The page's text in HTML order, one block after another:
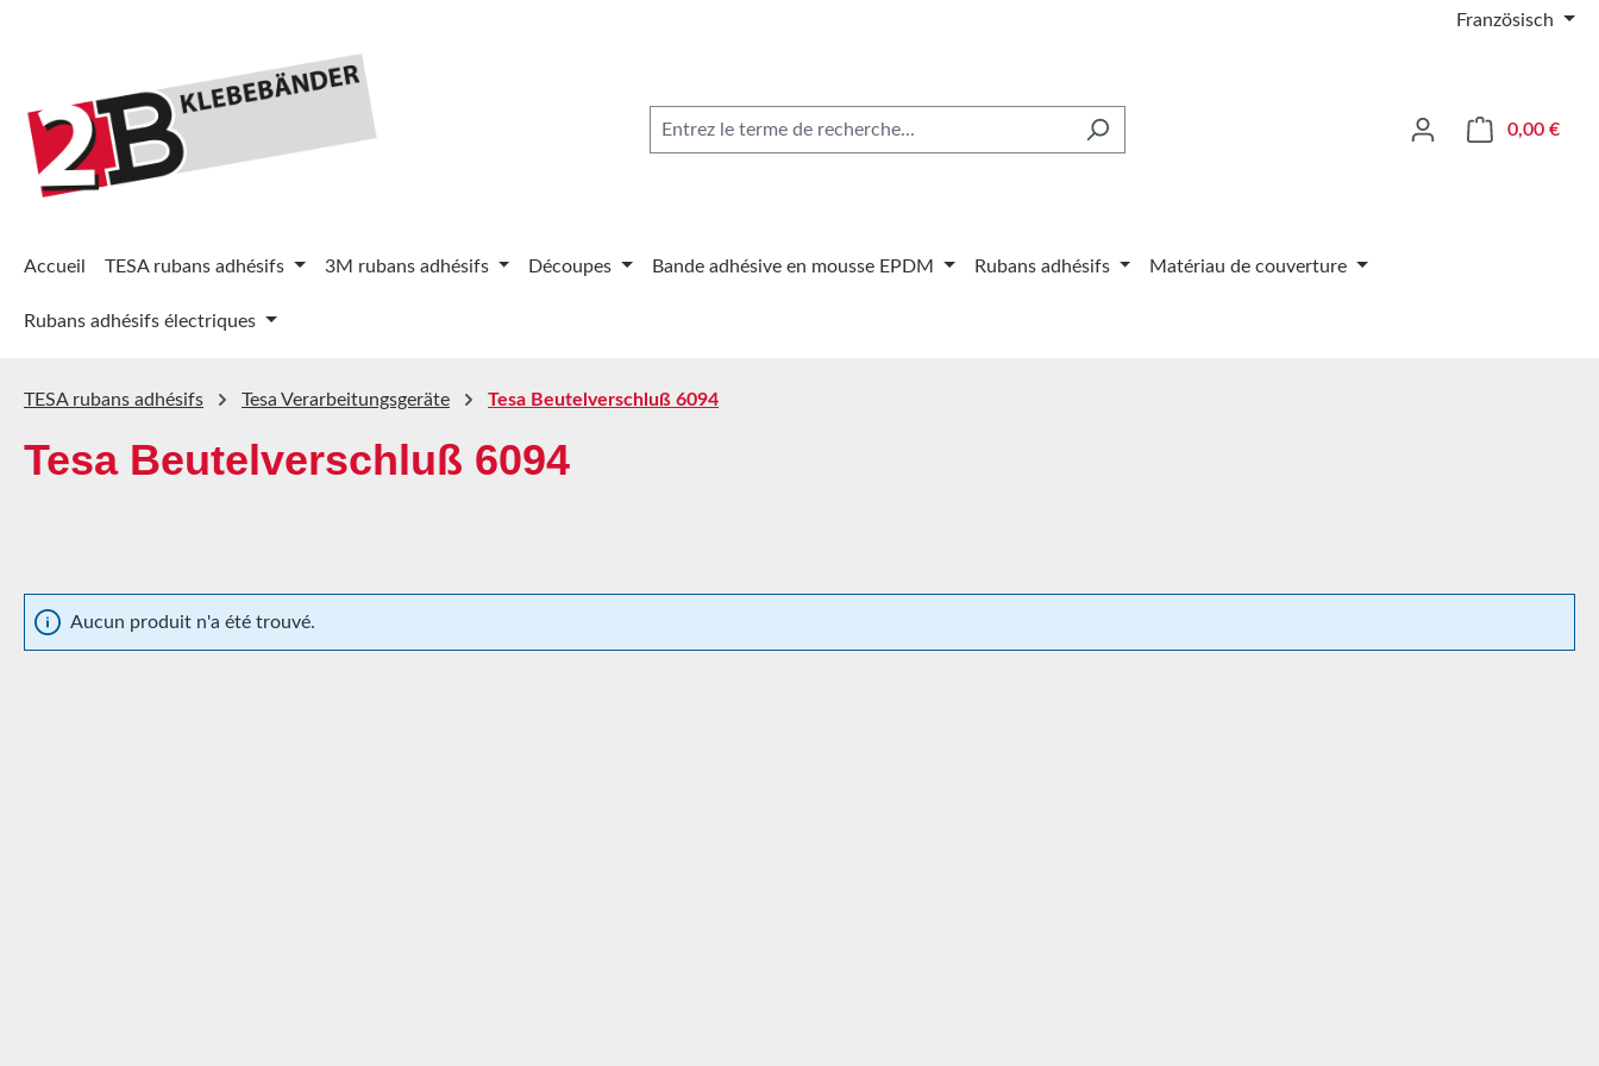
Französisch
0,00 €Le
Accueil TESA rubans adhésifs 3M rubans adhésifs Découpes Bande adhésive en mousse EPDM Rubans adhésifs Matériau de couverture
Rubans adhésifs électriques
TESA rubans adhésifs Tesa Verarbeitungsgeräte Tesa Beutelverschluß 6094
Tesa Beutelverschluß 6094
Aucun produit n'a été trouvé.